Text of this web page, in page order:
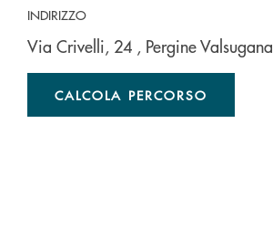
INDIRIZZO
Via Crivelli, 24 , Pergine Valsugana
CALCOLA PERCORSO